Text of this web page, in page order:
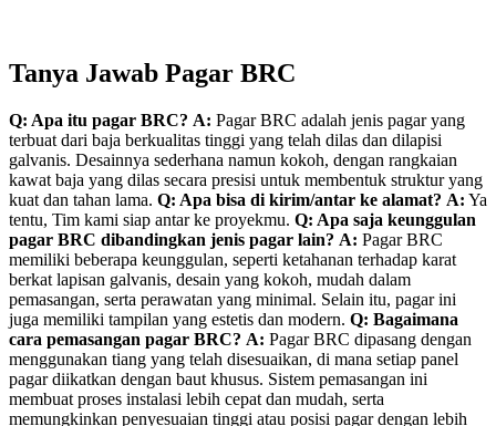
Tanya Jawab Pagar BRC
Q: Apa itu pagar BRC? A: Pagar BRC adalah jenis pagar yang
terbuat dari baja berkualitas tinggi yang telah dilas dan dilapisi
galvanis. Desainnya sederhana namun kokoh, dengan rangkaian
kawat baja yang dilas secara presisi untuk membentuk struktur yang
kuat dan tahan lama. Q: Apa bisa di kirim/antar ke alamat? A: Ya
tentu, Tim kami siap antar ke proyekmu. Q: Apa saja keunggulan
pagar BRC dibandingkan jenis pagar lain? A: Pagar BRC
memiliki beberapa keunggulan, seperti ketahanan terhadap karat
berkat lapisan galvanis, desain yang kokoh, mudah dalam
pemasangan, serta perawatan yang minimal. Selain itu, pagar ini
juga memiliki tampilan yang estetis dan modern. Q: Bagaimana
cara pemasangan pagar BRC? A: Pagar BRC dipasang dengan
menggunakan tiang yang telah disesuaikan, di mana setiap panel
pagar diikatkan dengan baut khusus. Sistem pemasangan ini
membuat proses instalasi lebih cepat dan mudah, serta
memungkinkan penyesuaian tinggi atau posisi pagar dengan lebih